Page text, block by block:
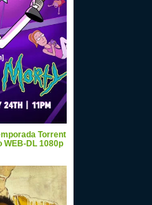
Torrent
WEB-DL 1080p